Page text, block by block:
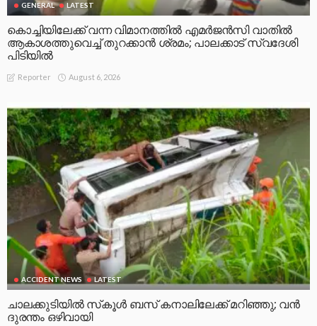
GENERAL LATEST
കൊച്ചിയിലേക്ക് വന്ന വിമാനത്തിൽ എമർജൻസി വാതിൽ
ആകാശത്തുവെച്ച് തുറക്കാൻ ശ്രമം; പാലക്കാട് സ്വദേശി
പിടിയിൽ
Reporter August 6, 2026
ACCIDENT NEWS LATEST
ചാലക്കുടിയിൽ സ്‌കൂൾ ബസ് കനാലിലേക്ക് മറിഞ്ഞു; വൻ
ദുരന്തം ഒഴിവായി